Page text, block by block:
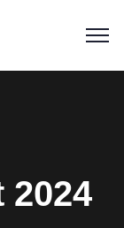
2024